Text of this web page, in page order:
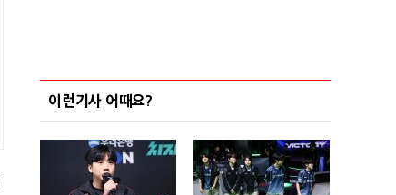
이런기사 어때요?